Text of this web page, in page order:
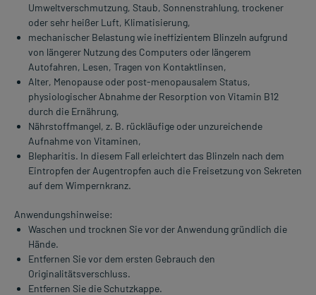
Umweltverschmutzung, Staub, Sonnenstrahlung, trockener
oder sehr heißer Luft, Klimatisierung,
mechanischer Belastung wie ineffizientem Blinzeln aufgrund
von längerer Nutzung des Computers oder längerem
Autofahren, Lesen, Tragen von Kontaktlinsen,
Alter, Menopause oder post-menopausalem Status,
physiologischer Abnahme der Resorption von Vitamin B12
durch die Ernährung,
Nährstoffmangel, z. B. rückläufige oder unzureichende
Aufnahme von Vitaminen,
Blepharitis. In diesem Fall erleichtert das Blinzeln nach dem
Eintropfen der Augentropfen auch die Freisetzung von Sekreten
auf dem Wimpernkranz.
Anwendungshinweise:
Waschen und trocknen Sie vor der Anwendung gründlich die
Hände.
Entfernen Sie vor dem ersten Gebrauch den
Originalitätsverschluss.
Entfernen Sie die Schutzkappe.